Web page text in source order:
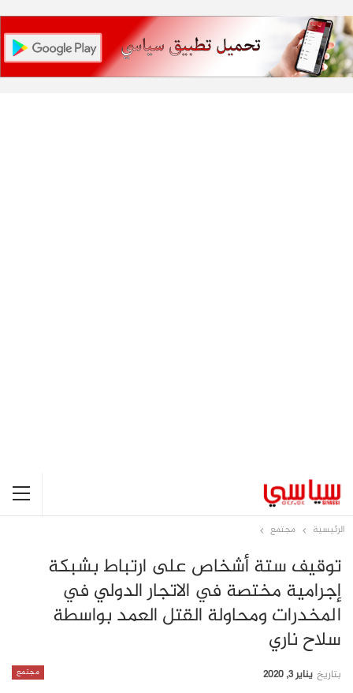
الرئيسية مجتمع
توقيف ستة أشخاص على ارتباط بشبكة
إجرامية مختصة في الاتجار الدولي في
المخدرات ومحاولة القتل العمد بواسطة
سلاح ناري
مجتمع بتاريخ يناير 3, 2020